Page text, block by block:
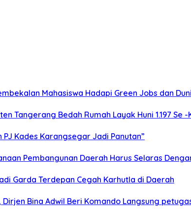
Mahasiswa Hadapi Green Jobs dan
Tangerang Bedah Rumah Layak Huni 1.197
PJ Kades Karangsegar Jadi Panutan”
Pembangunan Daerah Harus Selaras
Garda Terdepan Cegah Karhutla di Daerah
Dirjen Bina Adwil Beri Komando Langsung